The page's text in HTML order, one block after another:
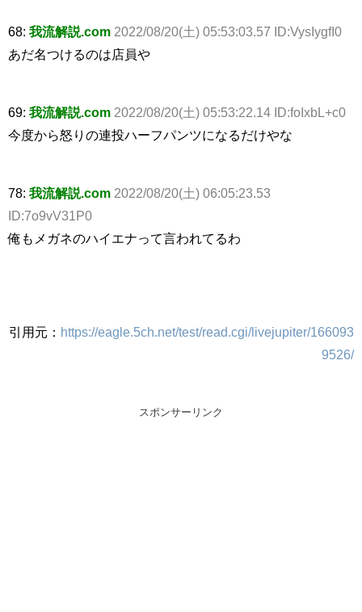
68: 我流解説.com 2022/08/20(土) 05:53:03.57 ID:VysIygfI0
あだ名つけるのは店員や
69: 我流解説.com 2022/08/20(土) 05:53:22.14 ID:foIxbL+c0
今度から怒りの連投ハーフパンツになるだけやな
78: 我流解説.com 2022/08/20(土) 06:05:23.53
ID:7o9vV31P0
俺もメガネのハイエナって言われてるわ
引用元： https://eagle.5ch.net/test/read.cgi/livejupiter/166093
9526/
スポンサーリンク